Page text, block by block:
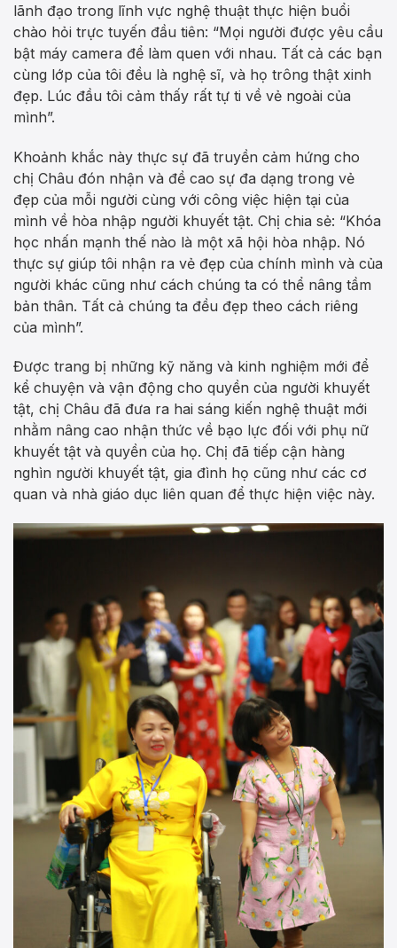
lãnh đạo trong lĩnh vực nghệ thuật thực hiện buổi
chào hỏi trực tuyến đầu tiên: “Mọi người được yêu cầu
bật máy camera để làm quen với nhau. Tất cả các bạn
cùng lớp của tôi đều là nghệ sĩ, và họ trông thật xinh
đẹp. Lúc đầu tôi cảm thấy rất tự ti về vẻ ngoài của
mình”.
Khoảnh khắc này thực sự đã truyền cảm hứng cho
chị Châu đón nhận và đề cao sự đa dạng trong vẻ
đẹp của mỗi người cùng với công việc hiện tại của
mình về hòa nhập người khuyết tật. Chị chia sẻ: “Khóa
học nhấn mạnh thế nào là một xã hội hòa nhập. Nó
thực sự giúp tôi nhận ra vẻ đẹp của chính mình và của
người khác cũng như cách chúng ta có thể nâng tầm
bản thân. Tất cả chúng ta đều đẹp theo cách riêng
của mình”.
Được trang bị những kỹ năng và kinh nghiệm mới để
kể chuyện và vận động cho quyền của người khuyết
tật, chị Châu đã đưa ra hai sáng kiến ​​nghệ thuật mới
nhằm nâng cao nhận thức về bạo lực đối với phụ nữ
khuyết tật và quyền của họ. Chị đã tiếp cận hàng
nghìn người khuyết tật, gia đình họ cũng như các cơ
quan và nhà giáo dục liên quan để thực hiện việc này.